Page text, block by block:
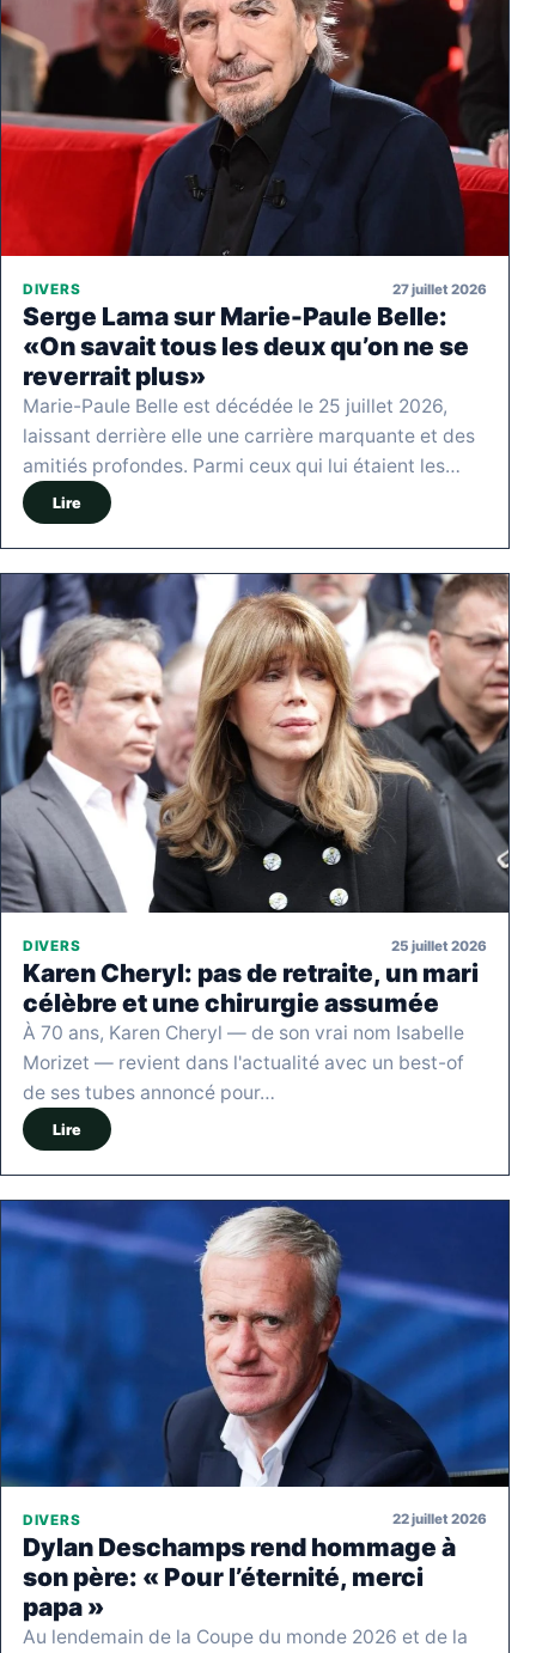
DIVERS 27 juillet 2026
Serge Lama sur Marie-Paule Belle:
«On savait tous les deux qu’on ne se
reverrait plus»
Marie-Paule Belle est décédée le 25 juillet 2026,
laissant derrière elle une carrière marquante et des
amitiés profondes. Parmi ceux qui lui étaient les…
Lire
DIVERS 25 juillet 2026
Karen Cheryl: pas de retraite, un mari
célèbre et une chirurgie assumée
À 70 ans, Karen Cheryl — de son vrai nom Isabelle
Morizet — revient dans l'actualité avec un best-of
de ses tubes annoncé pour…
Lire
DIVERS 22 juillet 2026
Dylan Deschamps rend hommage à
son père: « Pour l’éternité, merci
papa »
Au lendemain de la Coupe du monde 2026 et de la